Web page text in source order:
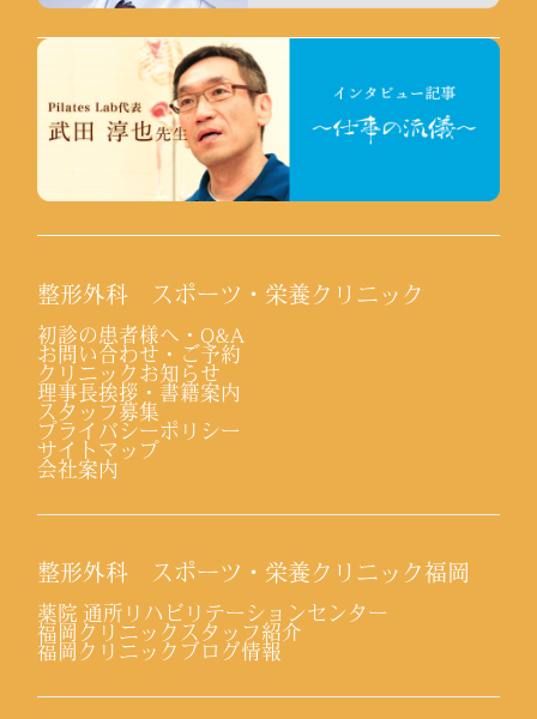
整形外科 スポーツ・栄養クリニック
初診の患者様へ・Q&A
お問い合わせ・ご予約
クリニックお知らせ
理事長挨拶・書籍案内
スタッフ募集
プライバシーポリシー
サイトマップ
会社案内
整形外科 スポーツ・栄養クリニック福岡
薬院 通所リハビリテーションセンター
福岡クリニックスタッフ紹介
福岡クリニックブログ情報